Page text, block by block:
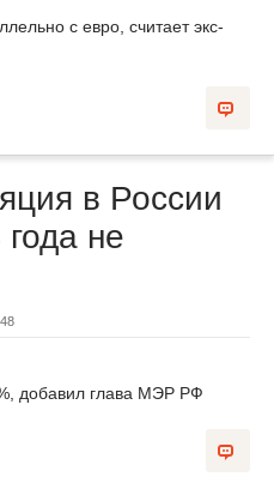
с евро, считает экс-
в России
не
добавил глава МЭР РФ